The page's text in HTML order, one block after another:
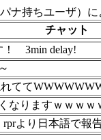
持ちユーザ）
チャット
！ 3min delay!
てて
なりますｗｗｗｗ
より日本語で報